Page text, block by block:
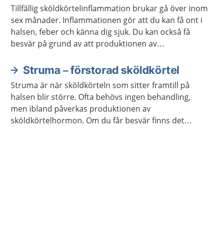
Tillfällig sköldkörtelinflammation brukar gå över inom
sex månader. Inflammationen gör att du kan få ont i
halsen, feber och känna dig sjuk. Du kan också få
besvär på grund av att produktionen av
Struma – förstorad sköldkörtel
Struma är när sköldkörteln som sitter framtill på
halsen blir större. Ofta behövs ingen behandling,
men ibland påverkas produktionen av
sköldkörtelhormon. Om du får besvär finns det